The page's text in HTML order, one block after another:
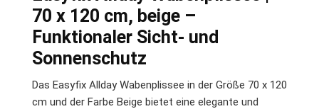
70 x 120 cm, beige –
Funktionaler Sicht- und
Sonnenschutz
Das Easyfix Allday Wabenplissee in der Größe 70 x 120
cm und der Farbe Beige bietet eine elegante und